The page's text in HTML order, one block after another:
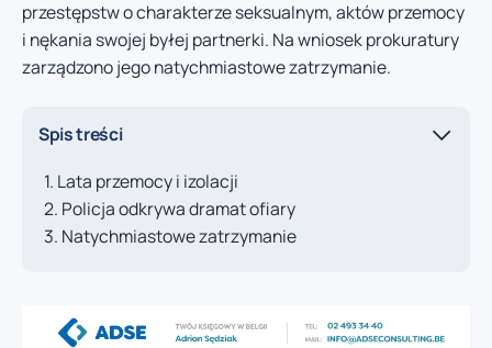
przestępstw o charakterze seksualnym, aktów przemocy
i nękania swojej byłej partnerki. Na wniosek prokuratury
zarządzono jego natychmiastowe zatrzymanie.
Spis treści
Lata przemocy i izolacji
Policja odkrywa dramat ofiary
Natychmiastowe zatrzymanie